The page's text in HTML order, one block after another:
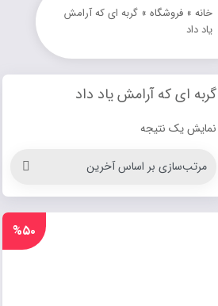
خانه» فروشگاه» گربه ای که آرامش
یاد داد
گربه ای که آرامش یاد داد
نمایش یک نتیجه
%۵۰